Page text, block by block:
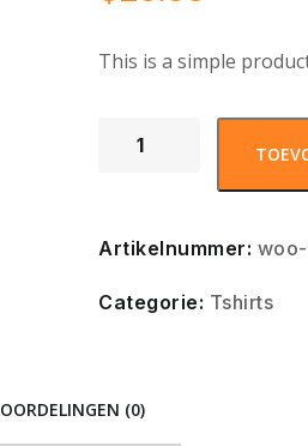
This is a simple
Artikelnummer:
Categorie: Tshirts
(0)